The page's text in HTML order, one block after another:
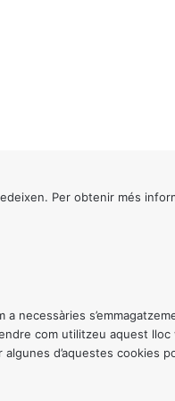
Per obtenir més
necessàries
com utilitzeu aquest
d’aquestes cookies